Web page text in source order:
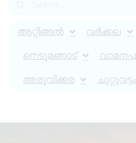
ആറ്റിങ്ങൽ വർക്കല
നെടുമങ്ങാട്
അരുവിക്കര ചുറ്റുവട്ടം